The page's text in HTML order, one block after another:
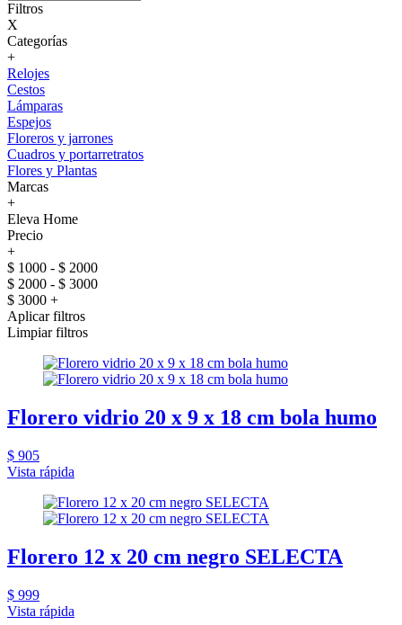
Filtros
X
Categorías
+
Relojes
Cestos
Lámparas
Espejos
Floreros y jarrones
Cuadros y portarretratos
Flores y Plantas
Marcas
+
Eleva Home
Precio
+
$ 1000 - $ 2000
$ 2000 - $ 3000
$ 3000 +
Aplicar filtros
Limpiar filtros
Florero vidrio 20 x 9 x 18 cm bola humo
$ 905
Vista rápida
Florero 12 x 20 cm negro SELECTA
$ 999
Vista rápida